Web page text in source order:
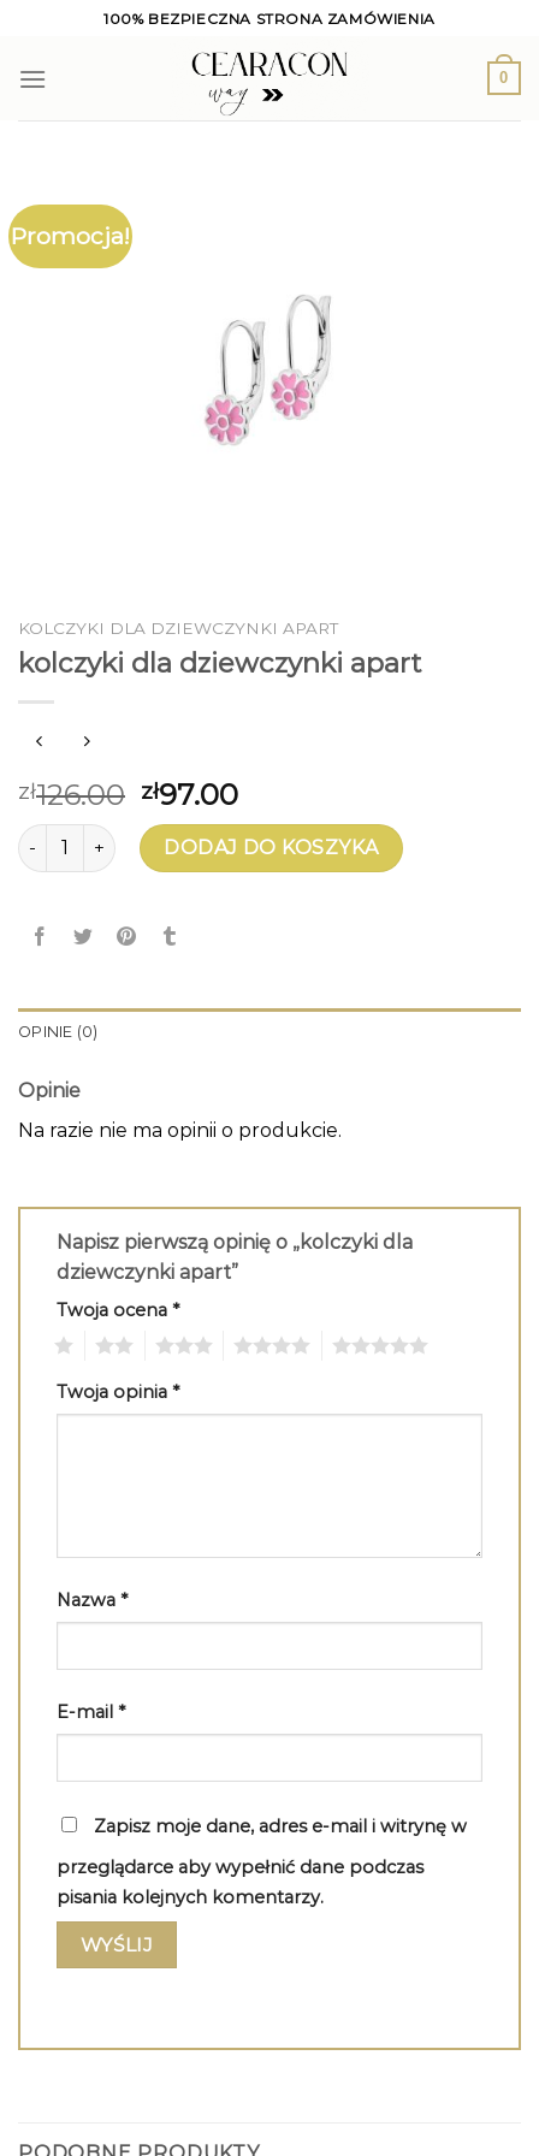
content
100% BEZPIECZNA STRONA ZAMÓWIENIA
0
Promocja!
KOLCZYKI DLA DZIEWCZYNKI APART
kolczyki dla dziewczynki apart
zł126.00 zł97.00
ilość kolczyki dla dziewczynki apart
DODAJ DO KOSZYKA
OPINIE (0)
Opinie
Na razie nie ma opinii o produkcie.
Napisz pierwszą opinię o „kolczyki dla
dziewczynki apart”
Twoja ocena *
Twoja opinia *
Nazwa *
E-mail *
Zapisz moje dane, adres e-mail i witrynę w
przeglądarce aby wypełnić dane podczas
pisania kolejnych komentarzy.